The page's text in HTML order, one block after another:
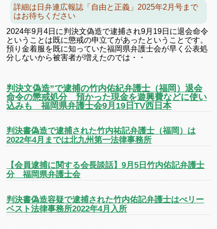
詳細は日弁連広報誌「自由と正義」2025年2月号まで
はお待ちください
2024年9月4日に判決文偽造で逮捕され9月19日に退会命令
ということは既に懲戒の申立てがあったということです。
預り金着服を既に知っていた福岡県弁護士会が早く公表処
分しないから被害者が増えたのでは・・
判決文偽造”で逮捕の竹内佑紀弁護士（福岡）退会
命令の懲戒処分 預かった現金を遊興費などに使い
込みも 福岡県弁護士会9月19日TV西日本
判決書偽造で逮捕された竹内祐記弁護士（福岡）は
2022年4月までは北九州第一法律事務所
【会員逮捕に関する会長談話】9月5日竹内佑記弁護士
分 福岡県弁護士会
判決書偽造容疑で逮捕された竹内佑記弁護士はべリー
ベスト法律事務所2022年4月入所